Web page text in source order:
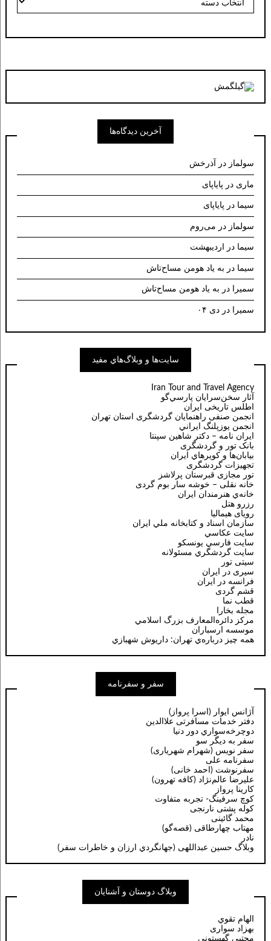
آخرین دیدگاه‌ها
سولماز در آذرخش
ماری در پایاپای
سیما در پایاپای
سولماز در می‌روم
سیما در اردیبهشت
سیما در به یاد هومن مساح‌تاش
سمیرا در به یاد هومن مساح‌تاش
سمیرا دردی ۰۴
سايت‌ها و وبلاگ‌هاي مفيد
Iran Tour and Travel Agency
آثار سخن‌سرايان پارسي‌گو
اطلس تاریخی ایران
انجمن صنفی راهنمایان گردشگری استان تهران
انجمن يوزپلنگ ايراني
ایران نامه – دکتر شاهین سپنتا
بانک تور و گردشگری
بيابان‌ها و كويرهاي ايران
تجهیزات گردشگری
تور مجازی قبرستان پرلاشز
خانه نقلی – خوشه سار بوم گردی
خانه‌ي هنرمندان ايران
رزرو هتل
رویای هیمالیا
سازمان اسناد و كتابخانه ملي ايران
سايت عكاسي
سايت فارسي يونسكو
سايت گردشگري مسئولانه
سیتی تور
سیری در ایران
فرانسه در ايران
قشم گردی
قطب نما
مجله بخارا
مركز دائره‌المعارف بزرگ اسلامي
موسسه ارسباران
همه چيز درباره‌ي تهران: داريوش شهبازي
سفر و سفرنامه
آژانس ایوار (اسرا پرواز)
دفتر خدمات مسافرتی علاالدین
دوچرخه‌سواري دور دنيا
سفر به دیگر سو
سفر نویس (شهرام شهریاری)
سفرنامه علی
سفرنوشت (احمد خانی)
عليرضا عالم‌نژاد (كافه تهرون)
کارینا پرواز
کوچ سرفینگ- تجربه متفاوت
کوله پشتی نارنجی
محمد گائینی
مهتاب چهارطاقی (قصه‌گو)
نادر
وبلاگ حسين عبداللهی (جهانگردي ارزان و خاطرات سفر)
وبلاگ دوستان و آشنایان
الهام تقوي
بهزاد سواری
مجتبي گهستوني